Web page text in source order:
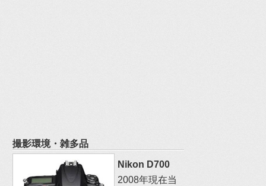
撮影環境・雑多品
Nikon D700
2008年現在当